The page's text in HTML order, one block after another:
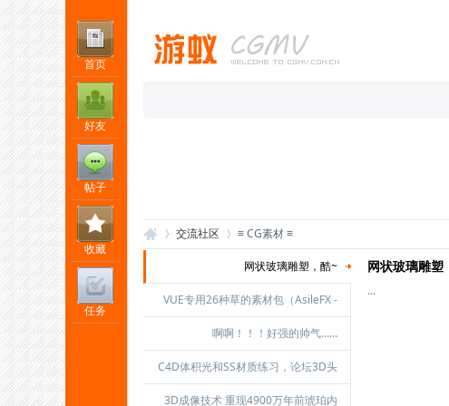
首页
好友
帖子
收藏
任务
交流社区 ≡ CG素材 ≡
网状玻璃雕塑，酷~
VUE专用26种草的素材包（AsileFX -
Grass Pack ）
啊啊！！！好强的帅气……
C4D体积光和SS材质练习，论坛3D头
像自己做
3D成像技术 重现4900万年前琥珀内
网状玻璃雕塑
...